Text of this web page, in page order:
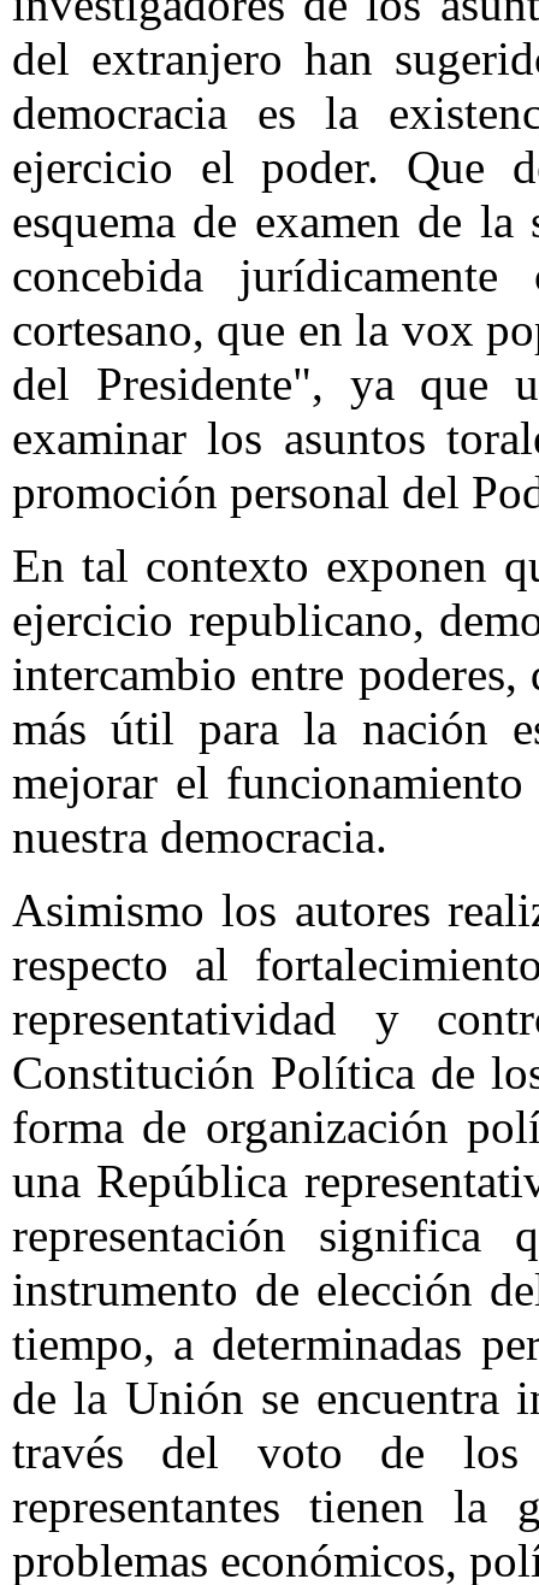
del extranjero han
democracia es la
ejercicio el poder. Que
esquema de examen de
concebida
cortesano, que en la vox
del Presidente", ya que
examinar los asuntos
promoción personal del
En tal contexto exponen
ejercicio republicano,
intercambio entre
más útil para la nación
mejorar el
nuestra democracia.
Asimismo los autores
respecto al
representatividad y
Constitución Política de
forma de organización
una República
representación
instrumento de elección
tiempo, a determinadas
de la Unión se encuentra
través del voto de los
representantes tienen la
problemas económicos,